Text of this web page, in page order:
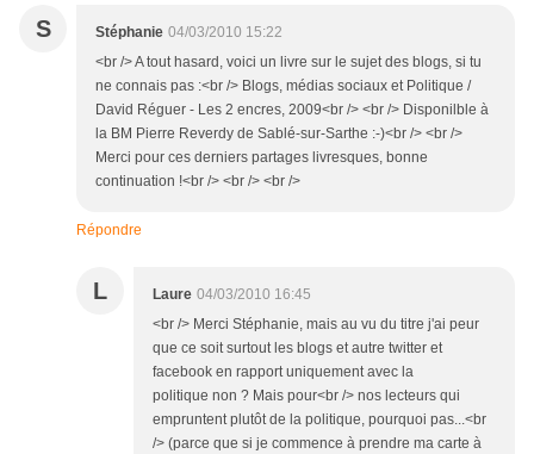
S Stéphanie 04/03/2010 15:22
<br /> A tout hasard, voici un livre sur le sujet des blogs, si tu
ne connais pas :<br /> Blogs, médias sociaux et Politique /
David Réguer - Les 2 encres, 2009<br /> <br /> Disponilble à
la BM Pierre Reverdy de Sablé-sur-Sarthe :-)<br /> <br />
Merci pour ces derniers partages livresques, bonne
continuation !<br /> <br /> <br />
Répondre
L Laure 04/03/2010 16:45
<br /> Merci Stéphanie, mais au vu du titre j'ai peur
que ce soit surtout les blogs et autre twitter et
facebook en rapport uniquement avec la
politique non ? Mais pour<br /> nos lecteurs qui
empruntent plutôt de la politique, pourquoi pas...<br
/> (parce que si je commence à prendre ma carte à